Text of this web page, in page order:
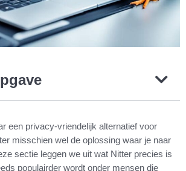
een privacy-vriendelijk alternatief voor
misschien wel de oplossing waar je naar
sectie leggen we uit wat Nitter precies is
populairder wordt onder mensen die